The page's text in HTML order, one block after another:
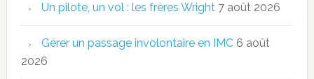
Un pilote, un vol : les frères Wright 7 août 2026
Gérer un passage involontaire en IMC 6 août
2026